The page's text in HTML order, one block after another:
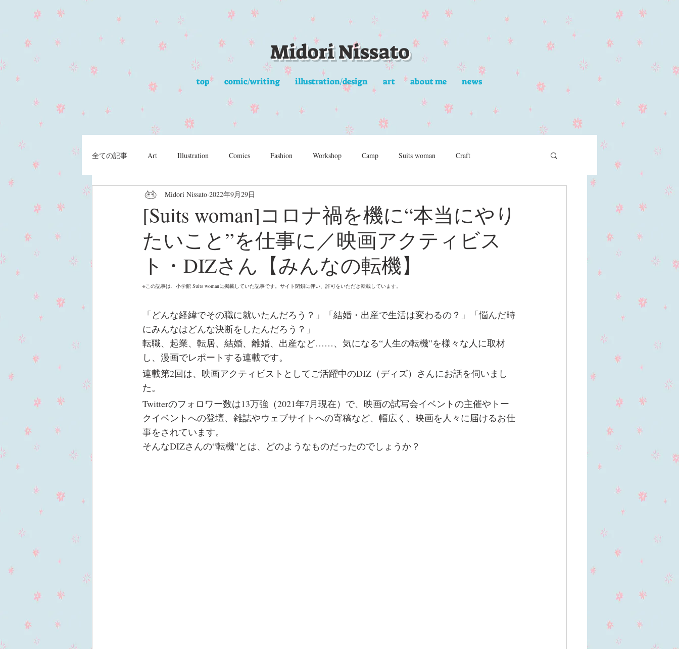
Midori Nissato
top comic/writing illustration/design art about me news
全ての記事 Art Illustration Comics Fashion Workshop Camp Suits woman Craft
[Suits woman]コロナ禍を機に“本当にやり
たいこと”を仕事に／映画アクティビス
ト・DIZさん【みんなの転機】
Midori Nissato 2022年9月29日
※この記事は、小学館 Suits womanに掲載していた記事です。サイト閉鎖に伴い、許可をいただき転載しています。
「どんな経緯でその職に就いたんだろう？」「結婚・出産で生活は変わるの？」「悩んだ時
にみんなはどんな決断をしたんだろう？」
転職、起業、転居、結婚、離婚、出産など……、気になる“人生の転機”を様々な人に取材
し、漫画でレポートする連載です。
連載第2回は、映画アクティビストとしてご活躍中のDIZ（ディズ）さんにお話を伺いまし
た。
Twitterのフォロワー数は13万強（2021年7月現在）で、映画の試写会イベントの主催やトー
クイベントへの登壇、雑誌やウェブサイトへの寄稿など、幅広く、映画を人々に届けるお仕
事をされています。
そんなDIZさんの“転機”とは、どのようなものだったのでしょうか？